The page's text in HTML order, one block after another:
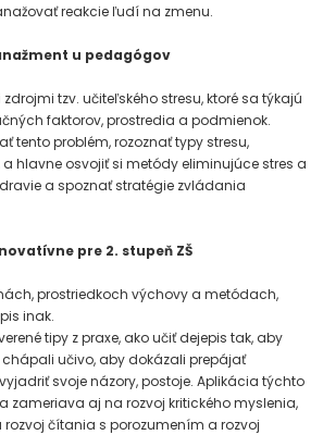
reakcie ľudí na zmenu.
u pedagógov
tzv. učiteľského stresu, ktoré sa týkajú
faktorov, prostredia a podmienok.
tento problém, rozoznať typy stresu,
hlavne osvojiť si metódy eliminujúce stres a
a spoznať stratégie zvládania
pre 2. stupeň ZŠ
prostriedkoch výchovy a metódach,
inak.
tipy z praxe, ako učiť dejepis tak, aby
chápali učivo, aby dokázali prepájať
svoje názory, postoje. Aplikácia týchto
zameriava aj na rozvoj kritického myslenia,
čítania s porozumením a rozvoj